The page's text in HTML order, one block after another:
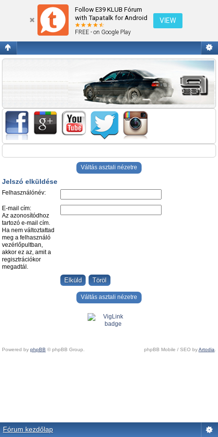
Follow E39 KLUB Fórum
with Tapatalk for Android
FREE - on Google Play
VIEW
Jelszó elküldése
Váltás asztali nézetre
Jelszó elküldése
Felhasználónév:
E-mail cím:
Az azonosítódhoz
tartozó e-mail cím.
Ha nem változtattad
meg a felhasználó
vezérlőpultban,
akkor ez az, amit a
regisztrációkor
megadtál.
Váltás asztali nézetre
Powered by phpBB © phpBB Group. phpBB Mobile / SEO byArtodia.
Fórum kezdőlap